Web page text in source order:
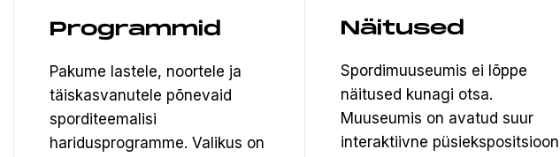
Programmid
Pakume lastele, noortele ja
täiskasvanutele põnevaid
sporditeemalisi
haridusprogramme. Valikus on
Näitused
Spordimuuseumis ei lõppe
näitused kunagi otsa.
Muuseumis on avatud suur
interaktiivne püsiekspositsioon